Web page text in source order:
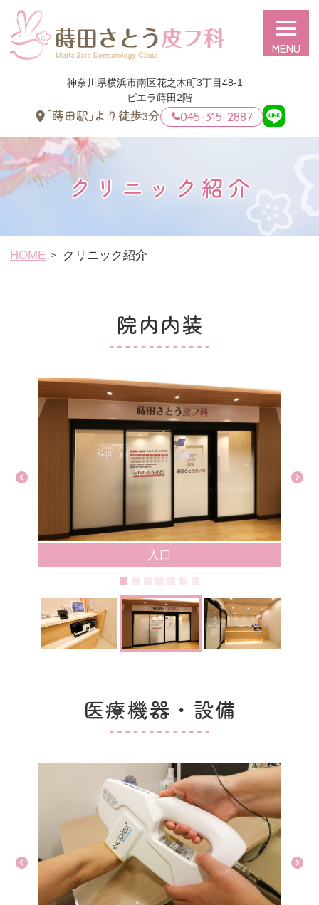
蒔田さとう皮フ科
神奈川県横浜市南区花之木町3丁目48-1
ビエラ蒔田2階
｢蒔田駅｣より徒歩3分 045-315-2887
HOME クリニック紹介
クリニック紹介
院内内装
入口
医療機器・設備